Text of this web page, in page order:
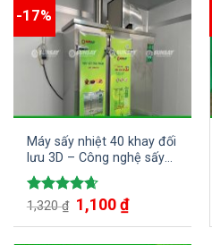
-17%
Máy sấy nhiệt 40 khay đối
lưu 3D – Công nghệ sấy
hoa quả, trái cây, dược
liệu hiệu quả bằng gió đối
lưu từ SUNSAY
Được xếp
4.67
1,320₫ 1,100₫